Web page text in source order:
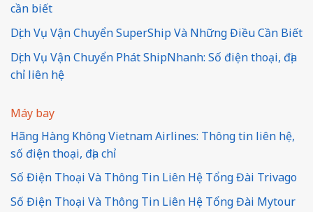
cần biết
Dịch Vụ Vận Chuyển SuperShip Và Những Điều Cần Biết
Dịch Vụ Vận Chuyển Phát ShipNhanh: Số điện thoại, địa
chỉ liên hệ
Máy bay
Hãng Hàng Không Vietnam Airlines: Thông tin liên hệ,
số điện thoại, địa chỉ
Số Điện Thoại Và Thông Tin Liên Hệ Tổng Đài Trivago
Số Điện Thoại Và Thông Tin Liên Hệ Tổng Đài Mytour